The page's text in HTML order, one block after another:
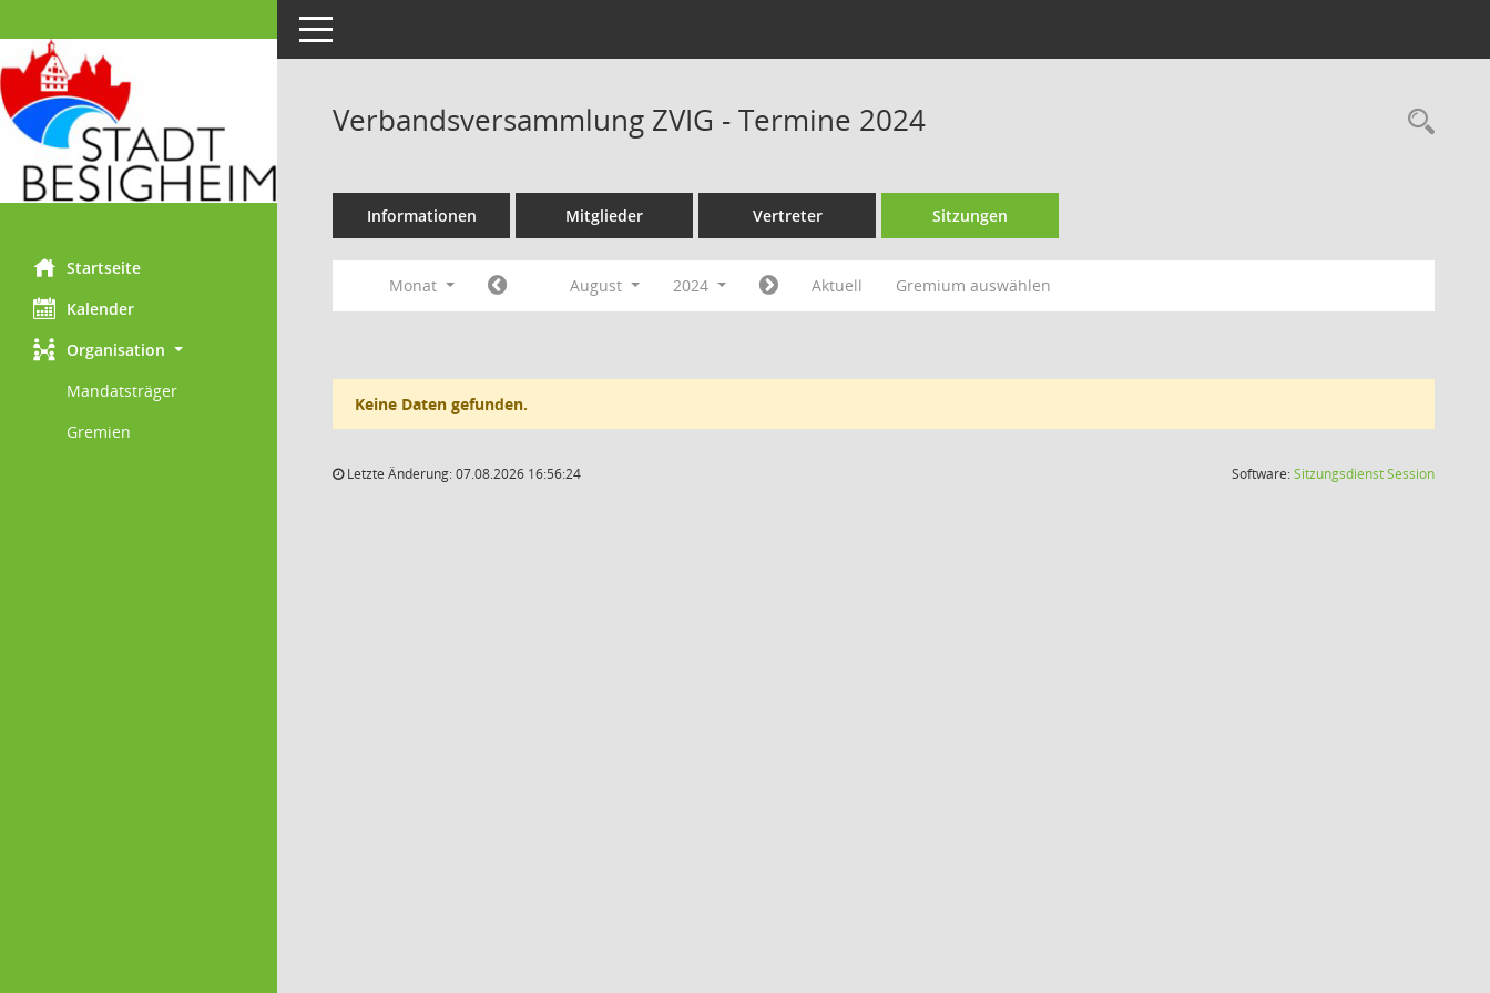
Startseite
Kalender
Organisation
Mandatsträger
Gremien
Toggle navigation
Verbandsversammlung ZVIG - Termine 2024
Informationen Mitglieder Vertreter Sitzungen
Monat August 2024 Aktuell Gremium auswählen
Keine Daten gefunden.
Letzte Änderung: 07.08.2026 16:56:24 Software:SitzungsdienstSession(Wird in